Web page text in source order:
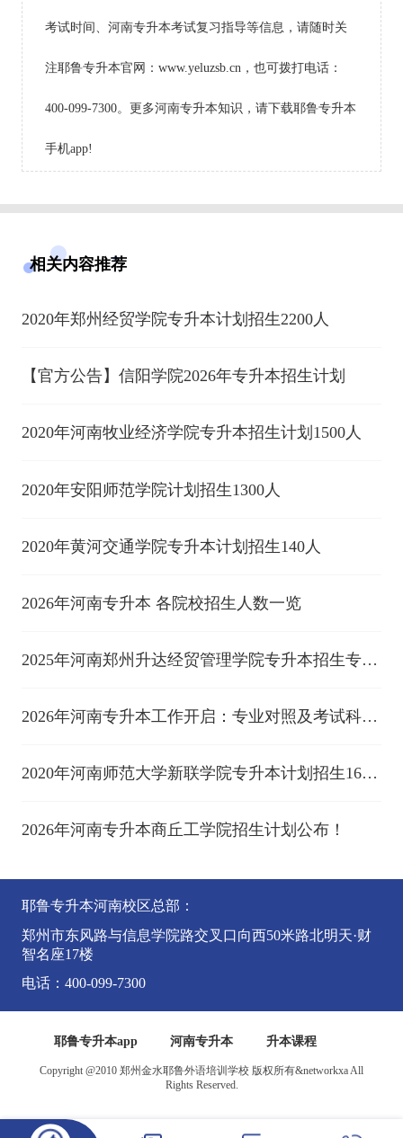
考试时间、河南专升本考试复习指导等信息，请随时关
注耶鲁专升本官网：www.yeluzsb.cn，也可拨打电话：
400-099-7300。更多河南专升本知识，请下载耶鲁专升本
手机app!
相关内容推荐
2020年郑州经贸学院专升本计划招生2200人
【官方公告】信阳学院2026年专升本招生计划
2020年河南牧业经济学院专升本招生计划1500人
2020年安阳师范学院计划招生1300人
2020年黄河交通学院专升本计划招生140人
2026年河南专升本 各院校招生人数一览
2025年河南郑州升达经贸管理学院专升本招生专业
2026年河南专升本工作开启：专业对照及考试科目
2020年河南师范大学新联学院专升本计划招生1600
2026年河南专升本商丘工学院招生计划公布！
耶鲁专升本河南校区总部：
郑州市东风路与信息学院路交叉口向西50米路北明天·财
智名座17楼
电话：400-099-7300
耶鲁专升本app 河南专升本 升本课程
Copyright @2010 郑州金水耶鲁外语培训学校 版权所有&networkxa All
Rights Reserved.